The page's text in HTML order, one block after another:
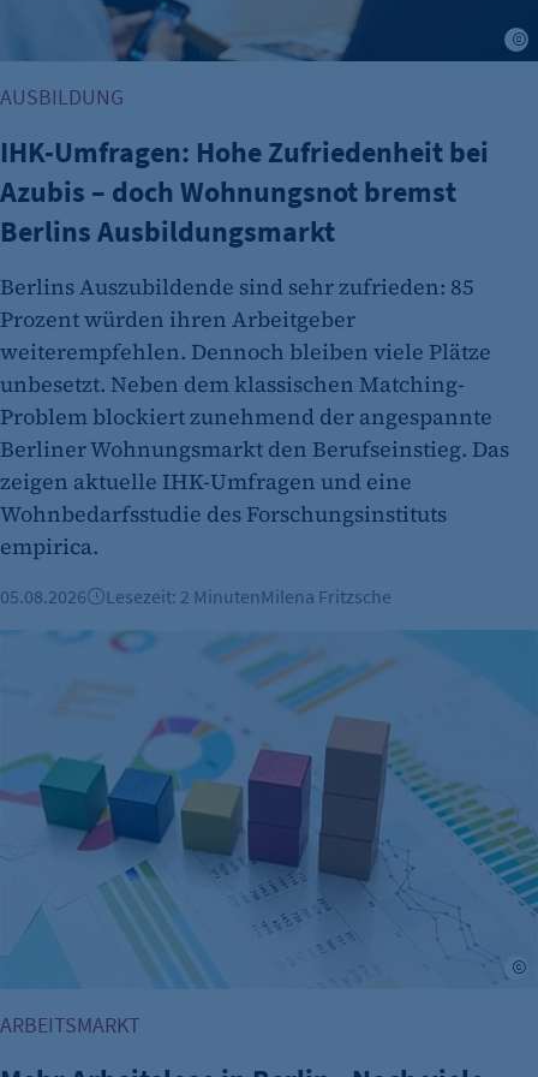
isSdEnabled
etracker GmbH
Zweck:
Erkennung, ob bei dem Besucher die
Scrolltiefe gemessen wird.
24 Std.
AUSBILDUNG
IHK-Umfragen: Hohe Zufriedenheit bei
Azubis – doch Wohnungsnot bremst
Berlins Ausbildungsmarkt
Berlins Auszubildende sind sehr zufrieden: 85
Prozent würden ihren Arbeitgeber
weiterempfehlen. Dennoch bleiben viele Plätze
unbesetzt. Neben dem klassischen Matching-
Problem blockiert zunehmend der angespannte
Berliner Wohnungsmarkt den Berufseinstieg. Das
zeigen aktuelle IHK-Umfragen und eine
Wohnbedarfsstudie des Forschungsinstituts
empirica.
05.08.2026 Lesezeit: 2 MinutenMilena Fritzsche
Mehr Arbeitslose in Berlin - Noch viele offene
ARBEITSMARKT